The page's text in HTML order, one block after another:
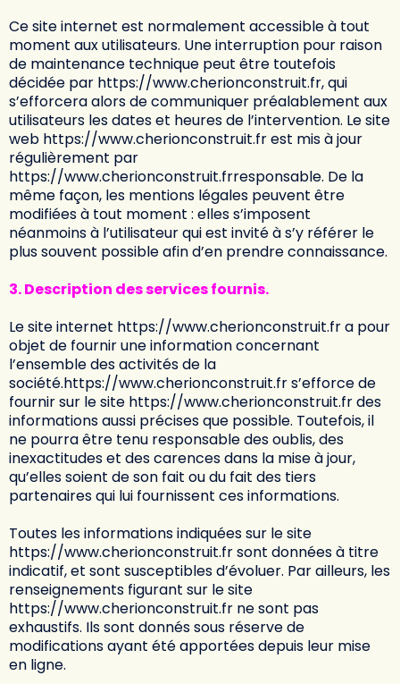
Ce site internet est normalement accessible à tout
moment aux utilisateurs. Une interruption pour raison
de maintenance technique peut être toutefois
décidée par https://www.cherionconstruit.fr, qui
s’efforcera alors de communiquer préalablement aux
utilisateurs les dates et heures de l’intervention. Le site
web https://www.cherionconstruit.frest mis à jour
régulièrement par
https://www.cherionconstruit.frresponsable. De la
même façon, les mentions légales peuvent être
modifiées à tout moment : elles s’imposent
néanmoins à l’utilisateur qui est invité à s’y référer le
plus souvent possible afin d’en prendre connaissance.
3. Description des services fournis.
Le site internet https://www.cherionconstruit.fra pour
objet de fournir une information concernant
l’ensemble des activités de la
société.https://www.cherionconstruit.frs’efforce de
fournir sur le site https://www.cherionconstruit.frdes
informations aussi précises que possible. Toutefois, il
ne pourra être tenu responsable des oublis, des
inexactitudes et des carences dans la mise à jour,
qu’elles soient de son fait ou du fait des tiers
partenaires qui lui fournissent ces informations.
Toutes les informations indiquées sur le site
https://www.cherionconstruit.frsont données à titre
indicatif, et sont susceptibles d’évoluer. Par ailleurs, les
renseignements figurant sur le site
https://www.cherionconstruit.fr ne sont pas
exhaustifs. Ils sont donnés sous réserve de
modifications ayant été apportées depuis leur mise
en ligne.